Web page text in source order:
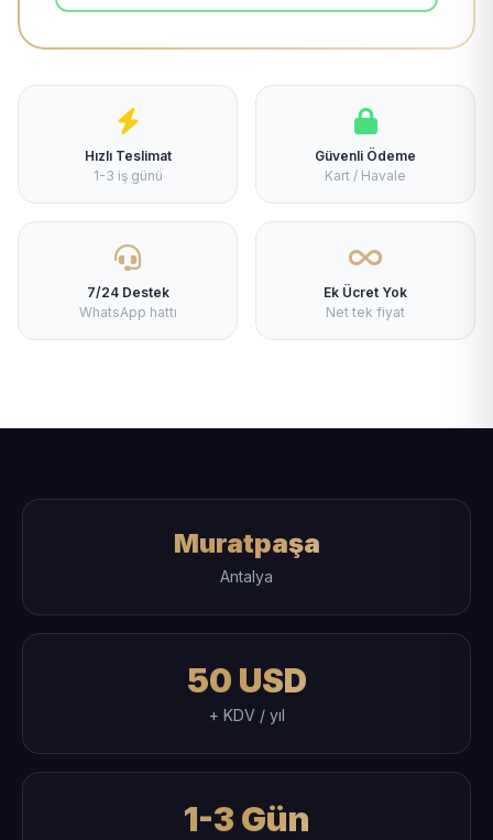
Hızlı Teslimat
1-3 iş günü
Güvenli Ödeme
Kart / Havale
7/24 Destek
WhatsApp hattı
Ek Ücret Yok
Net tek fiyat
Muratpaşa
Antalya
50 USD
+ KDV / yıl
1-3 Gün